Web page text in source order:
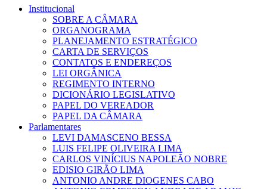
Institucional
SOBRE A CÂMARA
ORGANOGRAMA
PLANEJAMENTO ESTRATÉGICO
CARTA DE SERVIÇOS
CONTATOS E ENDEREÇOS
LEI ORGÂNICA
REGIMENTO INTERNO
DICIONÁRIO LEGISLATIVO
PAPEL DO VEREADOR
PAPEL DA CÂMARA
Parlamentares
LEVI DAMASCENO BESSA
LUIS FELIPE OLIVEIRA LIMA
CARLOS VINÍCIUS NAPOLEÃO NOBRE
EDISIO GIRÃO LIMA
ANTONIO ANDRE DIOGENES CABO